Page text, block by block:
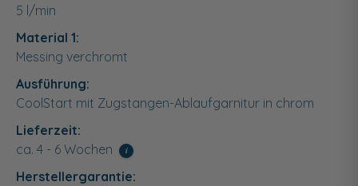
5 l/min
Material 1:
Messing verchromt
Ausführung:
CoolStart mit Zugstangen-Ablaufgarnitur in chrom
Lieferzeit:
ca. 4 - 6 Wochen
i
Herstellergarantie: